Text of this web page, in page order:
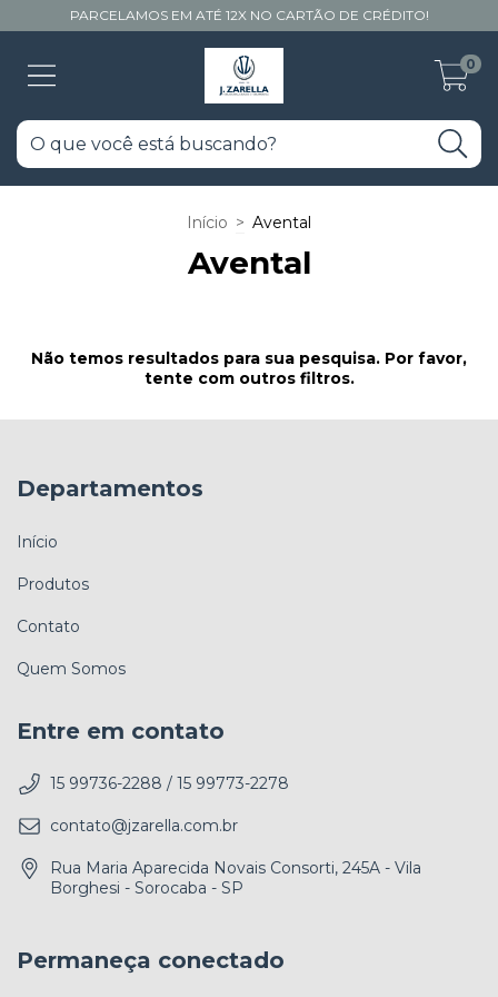
PARCELAMOS EM ATÉ 12X NO CARTÃO DE CRÉDITO!
0
Início > Avental
Avental
Não temos resultados para sua pesquisa. Por favor,
tente com outros filtros.
Departamentos
Início
Produtos
Contato
Quem Somos
Entre em contato
15 99736-2288 / 15 99773-2278
contato@jzarella.com.br
Rua Maria Aparecida Novais Consorti, 245A - Vila
Borghesi - Sorocaba - SP
Permaneça conectado